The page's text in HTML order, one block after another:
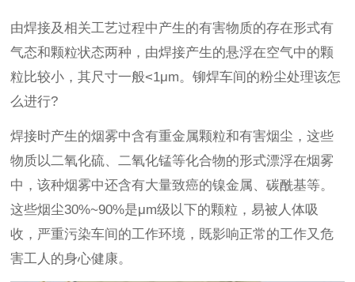
由焊接及相关工艺过程中产生的有害物质的存在形式有
气态和颗粒状态两种，由焊接产生的悬浮在空气中的颗
粒比较小，其尺寸一般<1μm。铆焊车间的粉尘处理该怎
么进行?
焊接时产生的烟雾中含有重金属颗粒和有害烟尘，这些
物质以二氧化硫、二氧化锰等化合物的形式漂浮在烟雾
中，该种烟雾中还含有大量致癌的镍金属、碳酰基等。
这些烟尘30%~90%是μm级以下的颗粒，易被人体吸
收，严重污染车间的工作环境，既影响正常的工作又危
害工人的身心健康。